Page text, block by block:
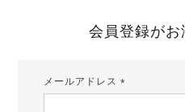
会員登録がお
メールアドレス